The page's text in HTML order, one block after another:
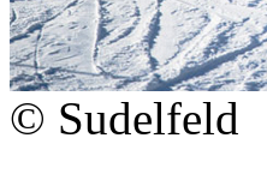
© Sudelfeld